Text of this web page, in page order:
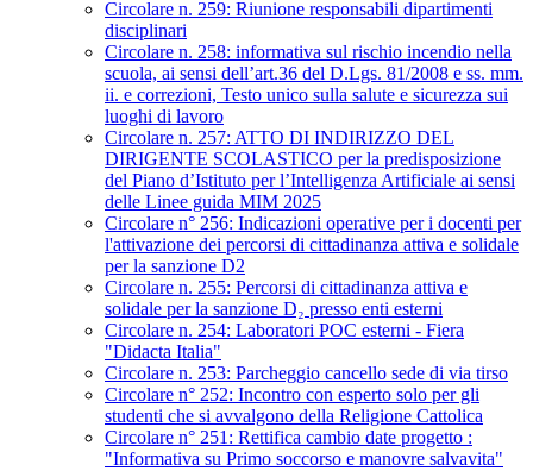
Circolare n. 259: Riunione responsabili dipartimenti
disciplinari
Circolare n. 258: informativa sul rischio incendio nella
scuola, ai sensi dell’art.36 del D.Lgs. 81/2008 e ss. mm.
ii. e correzioni, Testo unico sulla salute e sicurezza sui
luoghi di lavoro
Circolare n. 257: ATTO DI INDIRIZZO DEL
DIRIGENTE SCOLASTICO per la predisposizione
del Piano d’Istituto per l’Intelligenza Artificiale ai sensi
delle Linee guida MIM 2025
Circolare n° 256: Indicazioni operative per i docenti per
l'attivazione dei percorsi di cittadinanza attiva e solidale
per la sanzione D2
Circolare n. 255: Percorsi di cittadinanza attiva e
solidale per la sanzione D₂ presso enti esterni
Circolare n. 254: Laboratori POC esterni - Fiera
"Didacta Italia"
Circolare n. 253: Parcheggio cancello sede di via tirso
Circolare n° 252: Incontro con esperto solo per gli
studenti che si avvalgono della Religione Cattolica
Circolare n° 251: Rettifica cambio date progetto :
"Informativa su Primo soccorso e manovre salvavita"